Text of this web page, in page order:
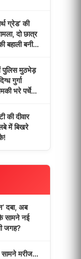
ग्रेड’ की
दो छात्र
बनी
पुलिस मुठभेड़
गुर्गा
भरे पर्चे
दीवार
में बिखरे
दबा, अब
सामने नई
जगह?
मरीज…